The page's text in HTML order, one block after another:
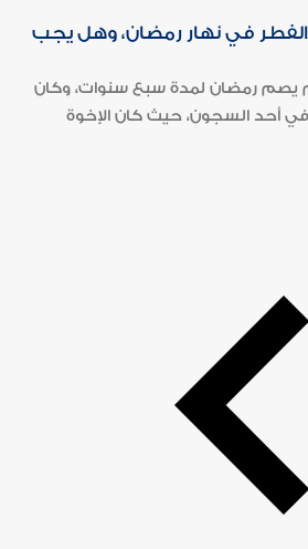
الفطر في نهار رمضان، وهل يجب
يصم رمضان لمدة سبع سنوات، وكان
أحد السجون، حيث كان الإخوة